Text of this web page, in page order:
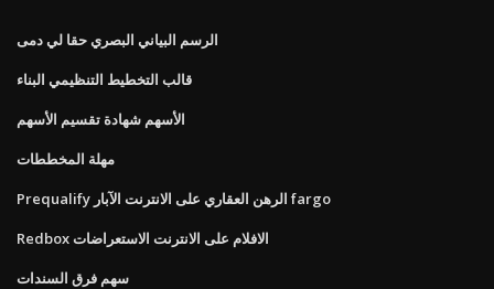
الرسم البياني البصري حقا لي دمى
قالب التخطيط التنظيمي البناء
الأسهم شهادة تقسيم الأسهم
مهلة المخططات
Prequalify الرهن العقاري على الانترنت الآبار fargo
Redbox الافلام على الانترنت الاستعراضات
سهم فرق السندات